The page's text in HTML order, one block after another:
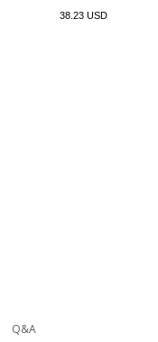
38.23 USD
Q&A